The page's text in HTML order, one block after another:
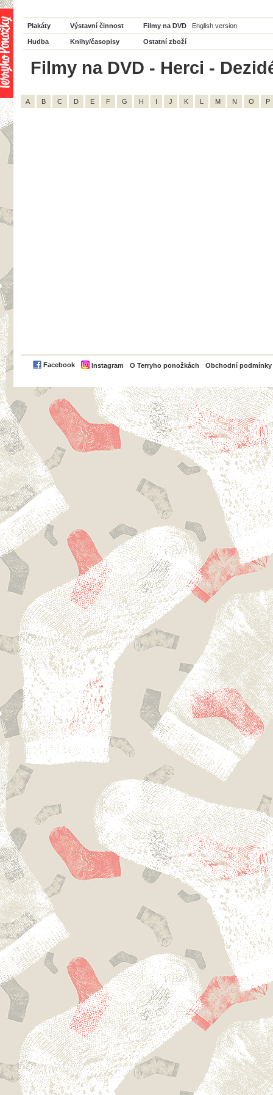
Plakáty Výstavní činnost Filmy na DVD English version
Hudba Knihy/časopisy Ostatní zboží
Filmy na DVD - Herci -
A B C D E F G H I J K L M N O P
Facebook Instagram O Terryho ponožkách Obchodní podmínky
PayPal